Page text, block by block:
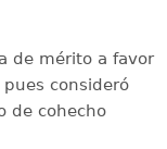
de mérito a favor
consideró
de cohecho